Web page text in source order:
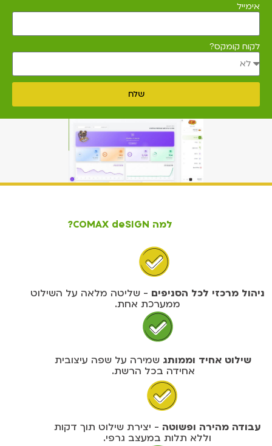
אימייל
לקוח קומקס?
שלח
למה COMAX deSIGN?
ניהול מרכזי לכל הסניפים - שליטה מלאה על השילוט
ממערכת אחת.
שילוט אחיד וממותג שמירה על שפה עיצובית
אחידה בכל הרשת.
עבודה מהירה ופשוטה - יצירת שילוט תוך דקות
וללא תלות במעצב גרפי.